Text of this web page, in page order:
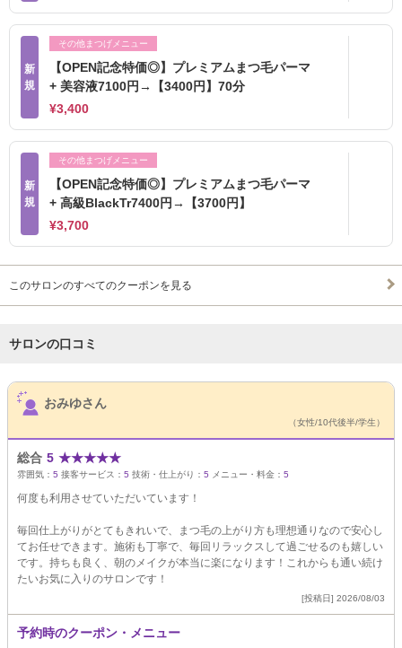
新
規
その他まつげメニュー
【OPEN記念特価◎】プレミアムまつ毛パーマ
+ 美容液7100円→【3400円】70分
¥3,400
新
規
その他まつげメニュー
【OPEN記念特価◎】プレミアムまつ毛パーマ
+ 高級BlackTr7400円→【3700円】
¥3,700
このサロンのすべてのクーポンを見る
サロンの口コミ
サロンPick Up
おみゆさん
（女性/10代後半/学生）
総合 5 ★★★★★
雰囲気： 5 接客サービス： 5 技術・仕上がり： 5 メニュー・料金： 5
何度も利用させていただいています！
毎回仕上がりがとてもきれいで、まつ毛の上がり方も理想通りなので安心し
てお任せできます。施術も丁寧で、毎回リラックスして過ごせるのも嬉しい
です。持ちも良く、朝のメイクが本当に楽になります！これからも通い続け
たいお気に入りのサロンです！
[投稿日] 2026/08/03
予約時のクーポン・メニュー